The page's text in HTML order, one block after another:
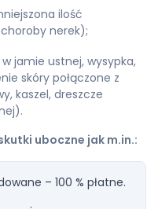
ilość
nerek);
jamie ustnej, wysypka,
skóry połączone z
kaszel, dreszcze
uboczne jak m.in.:
– 100 % płatne.